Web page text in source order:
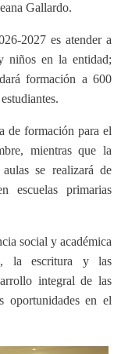
Gallardo.
2027 es atender a
niños en la entidad;
formación a 600
de formación para el
mientras que la
se realizará de
escuelas primarias
social y académica
la escritura y las
integral de las
oportunidades en el